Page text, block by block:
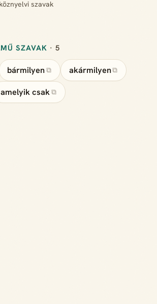
szavak
SZAVAK · 5
bármilyen ⧉ akármilyen⧉
amelyik csak ⧉